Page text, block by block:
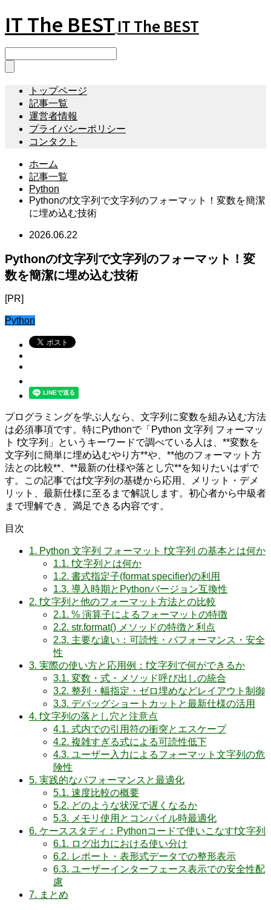
IT The BEST IT The BEST
トップページ
記事一覧
運営者情報
プライバシーポリシー
コンタクト
ホーム
記事一覧
Python
Pythonのf文字列で文字列のフォーマット！変数を簡潔
に埋め込む技術
2026.06.22
Pythonのf文字列で文字列のフォーマット！変
数を簡潔に埋め込む技術
[PR]
Python
プログラミングを学ぶ人なら、文字列に変数を組み込む方法
は必須事項です。特にPythonで「Python 文字列 フォーマッ
ト f文字列」というキーワードで調べている人は、**変数を
文字列に簡単に埋め込むやり方**や、**他のフォーマット方
法との比較**、**最新の仕様や落とし穴**を知りたいはずで
す。この記事ではf文字列の基礎から応用、メリット・デメ
リット、最新仕様に至るまで解説します。初心者から中級者
まで理解でき、満足できる内容です。
目次
1. Python 文字列 フォーマット f文字列 の基本とは何か
1.1. f文字列とは何か
1.2. 書式指定子(format specifier)の利用
1.3. 導入時期とPythonバージョン互換性
2. f文字列と他のフォーマット方法との比較
2.1. % 演算子によるフォーマットの特徴
2.2. str.format() メソッドの特徴と利点
2.3. 主要な違い：可読性・パフォーマンス・安全
性
3. 実際の使い方と応用例：f文字列で何ができるか
3.1. 変数・式・メソッド呼び出しの統合
3.2. 整列・幅指定・ゼロ埋めなどレイアウト制御
3.3. デバッグショートカットと最新仕様の活用
4. f文字列の落とし穴と注意点
4.1. 式内での引用符の衝突とエスケープ
4.2. 複雑すぎる式による可読性低下
4.3. ユーザー入力によるフォーマット文字列の危
険性
5. 実践的なパフォーマンスと最適化
5.1. 速度比較の概要
5.2. どのような状況で遅くなるか
5.3. メモリ使用とコンパイル時最適化
6. ケーススタディ：Pythonコードで使いこなすf文字列
6.1. ログ出力における使い分け
6.2. レポート・表形式データでの整形表示
6.3. ユーザーインターフェース表示での安全性配
慮
7. まとめ